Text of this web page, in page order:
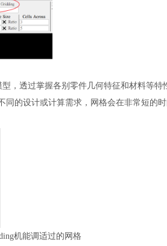
，透过掌握各别 零件几何特征和材料等特
的设计或计算需求，网格会在非常短的
机能调适过的网格